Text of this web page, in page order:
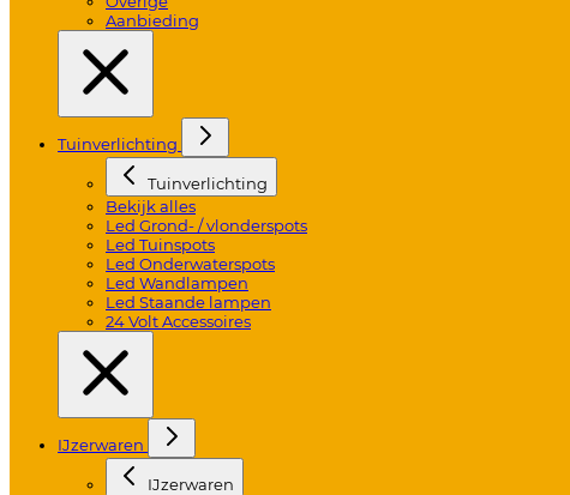
Aanbieding
Tuinverlichting
Tuinverlichting
Bekijk alles
Led Grond- / vlonderspots
Led Tuinspots
Led Onderwaterspots
Led Wandlampen
Led Staande lampen
24 Volt Accessoires
IJzerwaren
IJzerwaren